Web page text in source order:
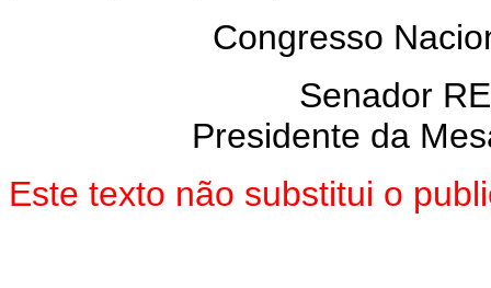
Congresso
Senador
Presidente da
Este texto não substitui o